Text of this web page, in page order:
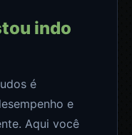
indo
é
e
Aqui você